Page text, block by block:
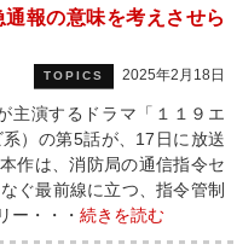
報の意味を考えさせら
TOPICS 2025年2月18日
主演するドラマ「１１９エ
）の第5話が、17日に放送
作は、消防局の通信指令セ
ぐ最前線に立つ、指令管制
ー・・・ 続きを読む